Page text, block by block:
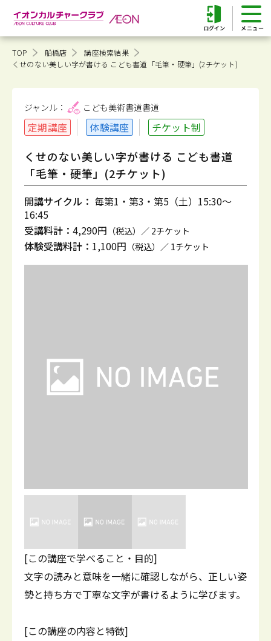
ログイン
TOP 船橋店
講座検索結果
くせのない美しい字が書ける こども書道「毛筆・硬筆」(2チケット)
ジャンル： こども美術書道書道
定期講座 体験講座 チケット制
くせのない美しい字が書ける こども書道
「毛筆・硬筆」(2チケット)
開講サイクル： 毎第1・第3・第5（土）15:30～
16:45
受講料計： 4,290円 （税込）／ 2チケット
体験受講料計： 1,100円 （税込）／ 1チケット
[この講座で学べること・目的]
文字の読みと意味を一緒に確認しながら、正しい姿
勢と持ち方で丁寧な文字が書けるように学びます。
[この講座の内容と特徴]